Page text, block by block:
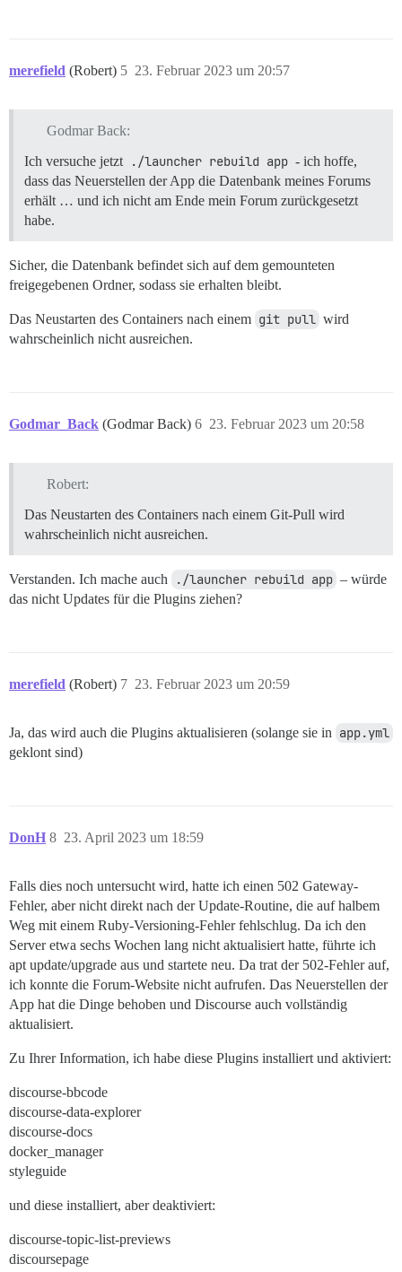
merefield (Robert) 23. Februar 2023 um 20:57
5
Godmar Back:
Ich versuche jetzt
./launcher rebuild app - ich hoffe,
dass das Neuerstellen der App die Datenbank meines Forums
erhält … und ich nicht am Ende mein Forum zurückgesetzt
habe.
Sicher, die Datenbank befindet sich auf dem gemounteten
freigegebenen Ordner, sodass sie erhalten bleibt.
Das Neustarten des Containers nach einem git pull wird
wahrscheinlich nicht ausreichen.
Godmar_Back (Godmar Back) 23. Februar 2023 um 20:58
6
Robert:
Das Neustarten des Containers nach einem Git-Pull wird
wahrscheinlich nicht ausreichen.
Verstanden. Ich mache auch ./launcher rebuild app – würde
das nicht Updates für die Plugins ziehen?
merefield (Robert) 23. Februar 2023 um 20:59
7
Ja, das wird auch die Plugins aktualisieren (solange sie in app.yml
geklont sind)
DonH 23. April 2023 um 18:59
8
Falls dies noch untersucht wird, hatte ich einen 502 Gateway-
Fehler, aber nicht direkt nach der Update-Routine, die auf halbem
Weg mit einem Ruby-Versioning-Fehler fehlschlug. Da ich den
Server etwa sechs Wochen lang nicht aktualisiert hatte, führte ich
apt update/upgrade aus und startete neu. Da trat der 502-Fehler auf,
ich konnte die Forum-Website nicht aufrufen. Das Neuerstellen der
App hat die Dinge behoben und Discourse auch vollständig
aktualisiert.
Zu Ihrer Information, ich habe diese Plugins installiert und aktiviert:
discourse-bbcode
discourse-data-explorer
discourse-docs
docker_manager
styleguide
und diese installiert, aber deaktiviert:
discourse-topic-list-previews
discoursepage